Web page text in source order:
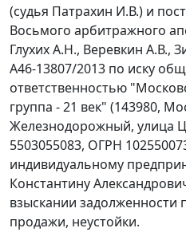
(судья Патрахин И.В.) и
Восьмого арбитражного
Глухих А.Н., Веревкин А.В.,
А46-13807/2013 по иску
ответственностью
группа - 21 век" (143980,
Железнодорожный, улица
5503055083, ОГРН
индивидуальному
Константину
взыскании задолженности
продажи, неустойки.